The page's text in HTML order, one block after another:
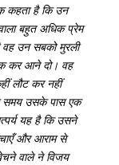
कहता है कि उन
बहुत अधिक प्रेम
उन सबको मुरली
कर आने दो। वह
लौट कर नहीं
समय उसके पास एक
यह है कि उसने
और आराम से
वाले ने विजय